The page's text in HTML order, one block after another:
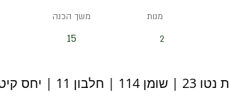
משך הכנה
15
מנות
2